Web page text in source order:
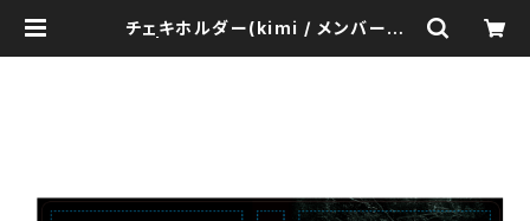
チェキホルダー(kimi / メンバー集